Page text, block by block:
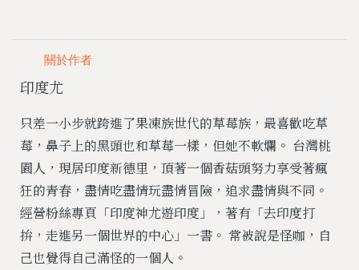
關於作者
印度尤
只差一小步就跨進了果凍族世代的草莓族，最喜歡吃草
莓，鼻子上的黑頭也和草莓一樣，但她不軟爛。 台灣桃
園人，現居印度新德里，頂著一個香菇頭努力享受著瘋
狂的青春，盡情吃盡情玩盡情冒險，追求盡情與不同。
經營粉絲專頁「印度神尤遊印度」，著有「去印度打
拚，走進另一個世界的中心」一書。 常被說是怪咖，自
己也覺得自己滿怪的一個人。